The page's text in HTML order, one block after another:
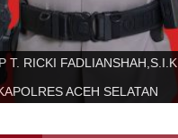
T. RICKI FADLIANSHAH,S.I.K.
ACEH SELATAN